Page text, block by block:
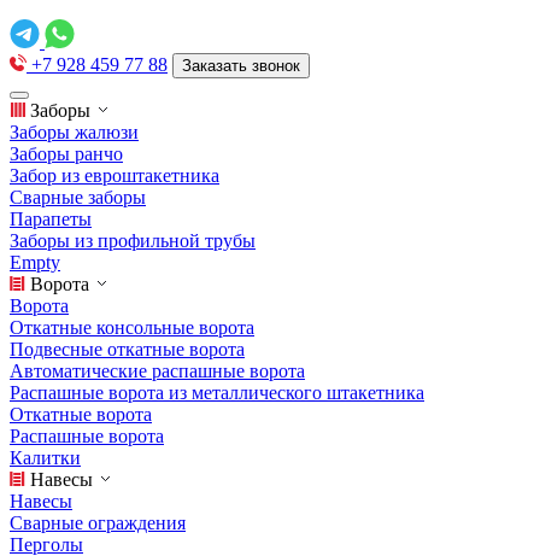
+7 928 459 77 88 Заказать звонок
Заборы
Заборы жалюзи
Заборы ранчо
Забор из евроштакетника
Сварные заборы
Парапеты
Заборы из профильной трубы
Empty
Ворота
Ворота
Откатные консольные ворота
Подвесные откатные ворота
Автоматические распашные ворота
Распашные ворота из металлического штакетника
Откатные ворота
Распашные ворота
Калитки
Навесы
Навесы
Сварные ограждения
Перголы